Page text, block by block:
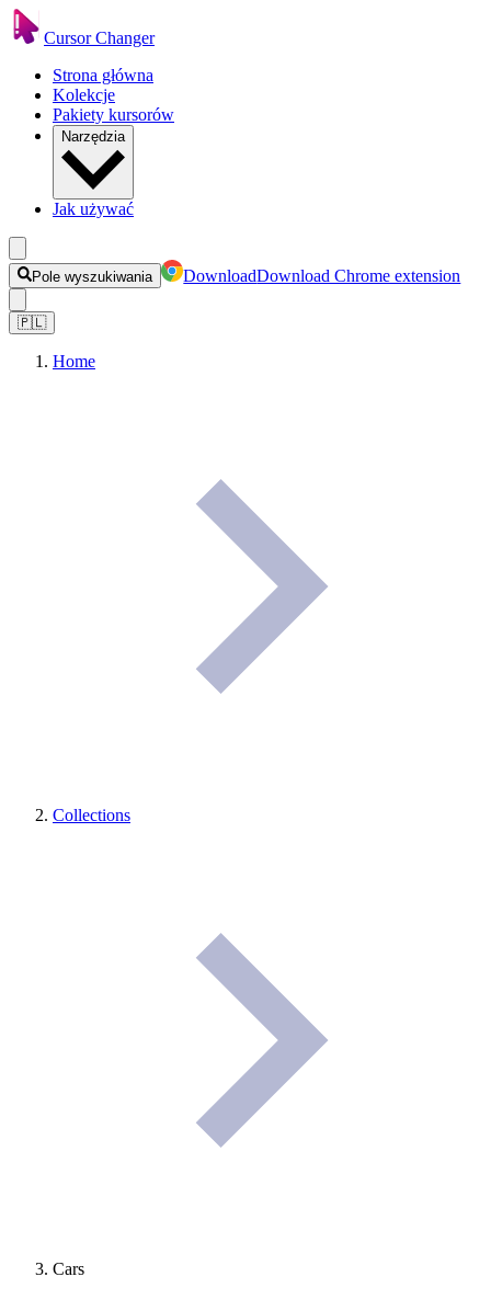
Cursor Changer
Strona główna
Kolekcje
Pakiety kursorów
Narzędzia
Jak używać
Pole wyszukiwania DownloadDownload Chrome extension
🇵🇱
Home
Collections
Cars